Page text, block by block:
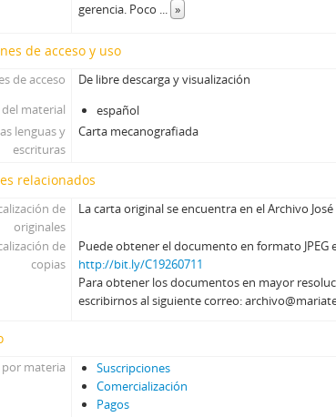
gerencia. Poco ... »
de acceso y uso
de acceso
De libre descarga y visualización
material
español
lenguas y
escrituras
Carta mecanografiada
relacionados
de
originales
La carta original se encuentra en el Archivo
de
copias
Puede obtener el documento en formato JPEG
http://bit.ly/C19260711
Para obtener los documentos en mayor
escribirnos al siguiente correo:
por materia
Suscripciones
Comercialización
Pagos